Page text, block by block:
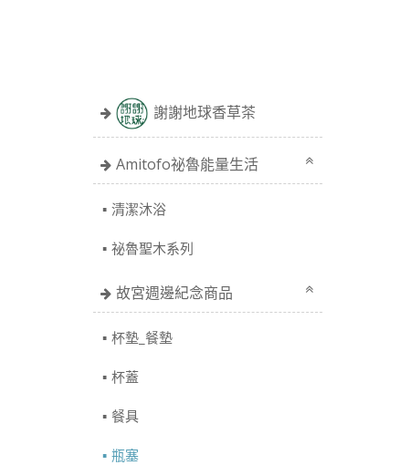
謝謝地球香草茶
Amitofo祕魯能量生活
清潔沐浴
祕魯聖木系列
故宮週邊紀念商品
杯墊_餐墊
杯蓋
餐具
瓶塞